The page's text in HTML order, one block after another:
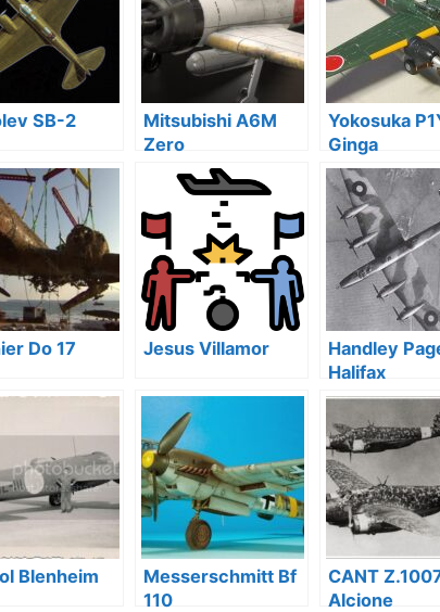
SB-2
Mitsubishi A6M
Zero
Yokosuka
Ginga
Do 17 Jesus Villamor
Handley
Halifax
Blenheim
Messerschmitt Bf
110
CANT
Alcione